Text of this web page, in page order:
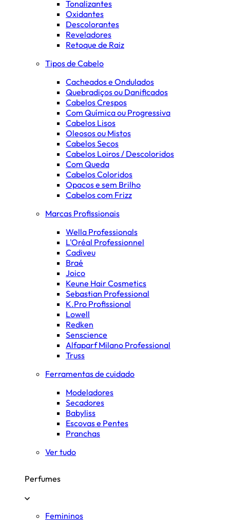
Tonalizantes
Oxidantes
Descolorantes
Reveladores
Retoque de Raiz
Tipos de Cabelo
Cacheados e Ondulados
Quebradiços ou Danificados
Cabelos Crespos
Com Química ou Progressiva
Cabelos Lisos
Oleosos ou Mistos
Cabelos Secos
Cabelos Loiros / Descoloridos
Com Queda
Cabelos Coloridos
Opacos e sem Brilho
Cabelos com Frizz
Marcas Profissionais
Wella Professionals
L'Oréal Professionnel
Cadiveu
Braé
Joico
Keune Hair Cosmetics
Sebastian Professional
K.Pro Profissional
Lowell
Redken
Senscience
Alfaparf Milano Professional
Truss
Ferramentas de cuidado
Modeladores
Secadores
Babyliss
Escovas e Pentes
Pranchas
Ver tudo
Perfumes
Femininos